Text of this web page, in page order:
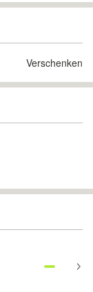
Verschenken